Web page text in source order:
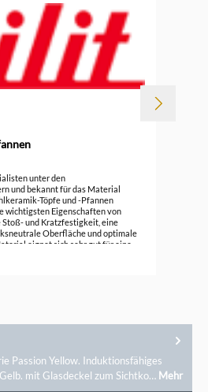
unter den
und bekannt für das Material
Töpfe und -Pfannen
wichtigsten Eigenschaften von
Stoß- und Kratzfestigkeit, eine
Oberfläche und optimale
eignet sich sehr gut für eine
Passion Yellow. Induktionsfähiges
mit Glasdeckel zum Sichtko… Mehr